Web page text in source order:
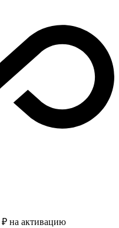
₽ на активацию